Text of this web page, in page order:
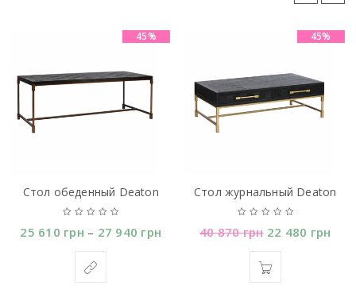
45%
Стол обеденный Deaton
25 610 грн – 27 940 грн
45%
Стол журнальный Deaton
40 870грн 22 480 грн